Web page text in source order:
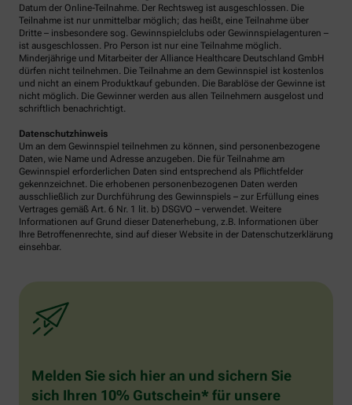
Datum der Online-Teilnahme. Der Rechtsweg ist ausgeschlossen. Die
Teilnahme ist nur unmittelbar möglich; das heißt, eine Teilnahme über
Dritte – insbesondere sog. Gewinnspielclubs oder Gewinnspielagenturen –
ist ausgeschlossen. Pro Person ist nur eine Teilnahme möglich.
Minderjährige und Mitarbeiter der Alliance Healthcare Deutschland GmbH
dürfen nicht teilnehmen. Die Teilnahme an dem Gewinnspiel ist kostenlos
und nicht an einem Produktkauf gebunden. Die Barablöse der Gewinne ist
nicht möglich. Die Gewinner werden aus allen Teilnehmern ausgelost und
schriftlich benachrichtigt.
Datenschutzhinweis
Um an dem Gewinnspiel teilnehmen zu können, sind personenbezogene
Daten, wie Name und Adresse anzugeben. Die für Teilnahme am
Gewinnspiel erforderlichen Daten sind entsprechend als Pflichtfelder
gekennzeichnet. Die erhobenen personenbezogenen Daten werden
ausschließlich zur Durchführung des Gewinnspiels – zur Erfüllung eines
Vertrages gemäß Art. 6 Nr. 1 lit. b) DSGVO – verwendet. Weitere
Informationen auf Grund dieser Datenerhebung, z.B. Informationen über
Ihre Betroffenenrechte, sind auf dieser Website in der Datenschutzerklärung
einsehbar.
Melden Sie sich hier an und sichern Sie
sich Ihren 10% Gutschein* für unsere